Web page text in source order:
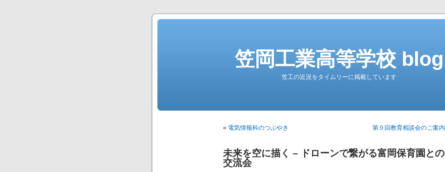
笠岡工業高等学校 blog
笠工の近況をタイムリーに掲載しています
« 電気情報科のつぶやき 第９回教育相談会のご案内
未来を空に描く – ドローンで繋がる富岡保育園との
交流会